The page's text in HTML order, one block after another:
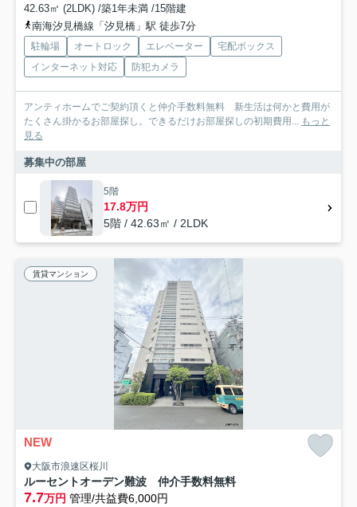
42.63㎡ (2LDK) /築1年未満 /15階建
南海汐見橋線「汐見橋」駅 徒歩7分
駐輪場 オートロック エレベーター
宅配ボックス
インターネット対応
防犯カメラ
アンティホームでご契約頂くと仲介手数料無料 新生活は何かと費用が
たくさん掛かるお部屋探し。できるだけお部屋探しの初期費用... もっと
見る
募集中の部屋
5階
17.8万円
5階 / 42.63㎡ / 2LDK
賃貸マンション
NEW
大阪市浪速区桜川
ルーセントオーデン難波 仲介手数料無料
7.7万円 管理/共益費6,000円